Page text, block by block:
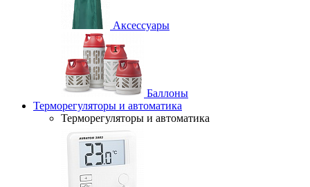
Аксессуары
Баллоны
Терморегуляторы и автоматика
Терморегуляторы и автоматика